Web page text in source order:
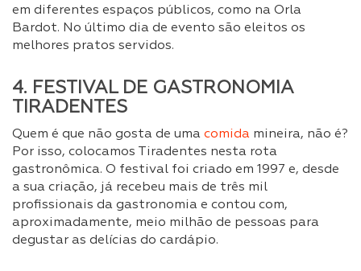
em diferentes espaços públicos, como na Orla
Bardot. No último dia de evento são eleitos os
melhores pratos servidos.
4. FESTIVAL DE GASTRONOMIA
TIRADENTES
Quem é que não gosta de uma comida mineira, não é?
Por isso, colocamos Tiradentes nesta rota
gastronômica. O festival foi criado em 1997 e, desde
a sua criação, já recebeu mais de três mil
profissionais da gastronomia e contou com,
aproximadamente, meio milhão de pessoas para
degustar as delícias do cardápio.